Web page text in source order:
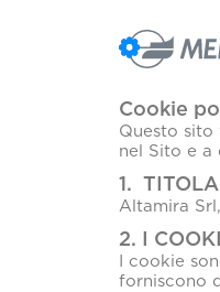
Cookie
Questo
nel Sito e a
1.
Altamira
2. I
I cookie
forniscono